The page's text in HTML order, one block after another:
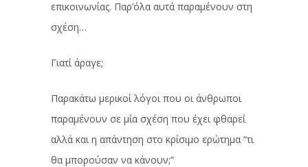
επικοινωνίας. Παρ’όλα αυτά παραμένουν στη
σχέση…
Γιατί άραγε;
Παρακάτω μερικοί λόγοι που οι άνθρωποι
παραμένουν σε μία σχέση που έχει φθαρεί
αλλά και η απάντηση στο κρίσιμο ερώτημα “τι
θα μπορούσαν να κάνουν;”